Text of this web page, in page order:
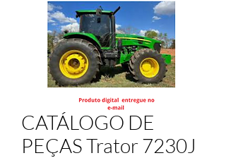
CATÁLOGO DE
PEÇAS Trator 7230J